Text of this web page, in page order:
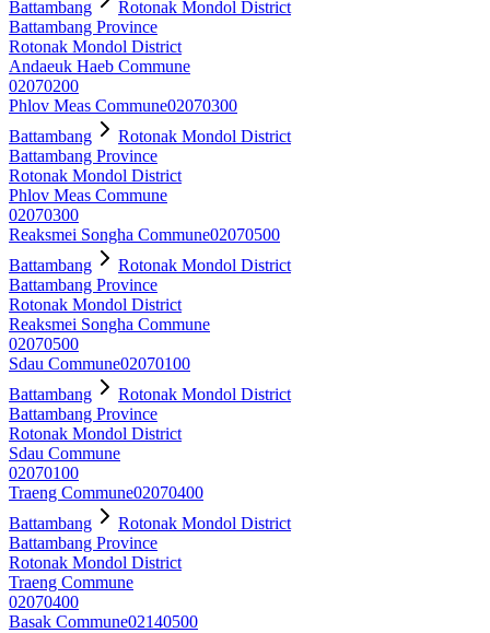
Battambang
Rotonak Mondol District
Battambang Province
Rotonak Mondol District
Andaeuk Haeb Commune
02070200
Phlov Meas Commune02070300
Battambang
Rotonak Mondol District
Battambang Province
Rotonak Mondol District
Phlov Meas Commune
02070300
Reaksmei Songha Commune02070500
Battambang
Rotonak Mondol District
Battambang Province
Rotonak Mondol District
Reaksmei Songha Commune
02070500
Sdau Commune02070100
Battambang
Rotonak Mondol District
Battambang Province
Rotonak Mondol District
Sdau Commune
02070100
Traeng Commune02070400
Battambang
Rotonak Mondol District
Battambang Province
Rotonak Mondol District
Traeng Commune
02070400
Basak Commune02140500